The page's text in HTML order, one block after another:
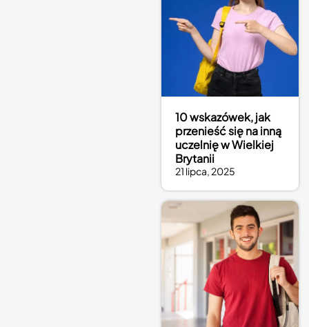
10 wskazówek, jak
przenieść się na inną
uczelnię w Wielkiej
Brytanii
21 lipca, 2025